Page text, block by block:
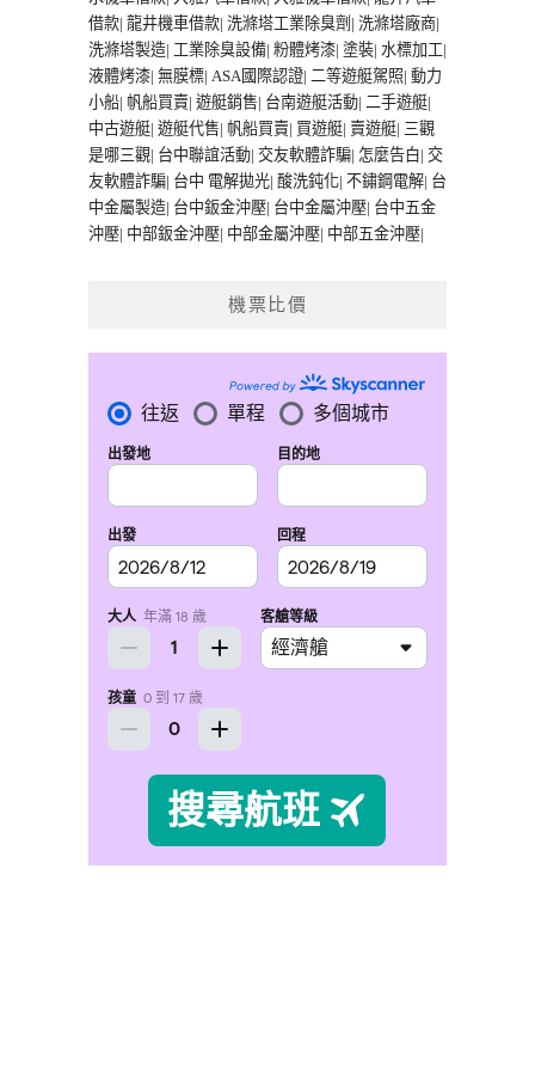
借款| 龍井機車借款| 洗滌塔工業除臭劑 | 洗滌塔廠商|
洗滌塔製造| 工業除臭設備| 粉體烤漆| 塗裝| 水標加工|
液體烤漆| 無膜標| ASA國際認證| 二等遊艇駕照| 動力
小船| 帆船買賣| 遊艇銷售| 台南遊艇活動| 二手遊艇|
中古遊艇| 遊艇代售| 帆船買賣| 買遊艇| 賣遊艇| 三觀
是哪三觀| 台中聯誼活動| 交友軟體詐騙| 怎麼告白| 交
友軟體詐騙| 台中 電解拋光| 酸洗鈍化| 不鏽鋼電解| 台
中金屬製造| 台中鈑金沖壓| 台中金屬沖壓| 台中五金
沖壓| 中部鈑金沖壓| 中部金屬沖壓| 中部五金沖壓|
機票比價